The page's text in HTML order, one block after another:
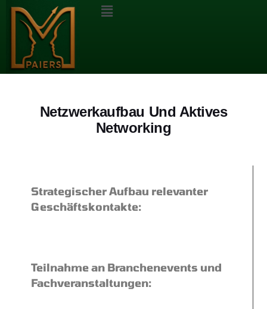
Netzwerkaufbau Und Aktives
Networking
Strategischer Aufbau relevanter
Geschäftskontakte:
Teilnahme an Branchenevents und
Fachveranstaltungen: